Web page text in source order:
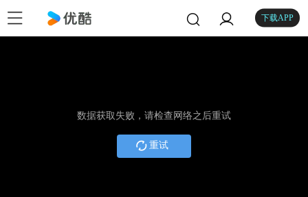
下载APP
数据获取失败，请检查网络之后重试
重试